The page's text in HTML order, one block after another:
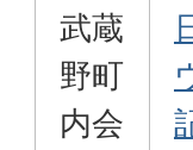
武蔵
野町
内会